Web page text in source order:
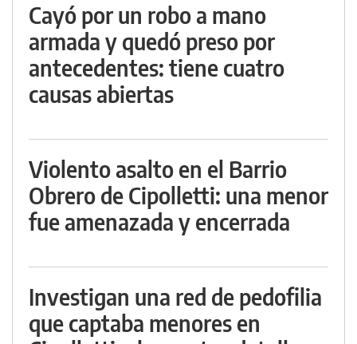
Cayó por un robo a mano
armada y quedó preso por
antecedentes: tiene cuatro
causas abiertas
Violento asalto en el Barrio
Obrero de Cipolletti: una menor
fue amenazada y encerrada
Investigan una red de pedofilia
que captaba menores en